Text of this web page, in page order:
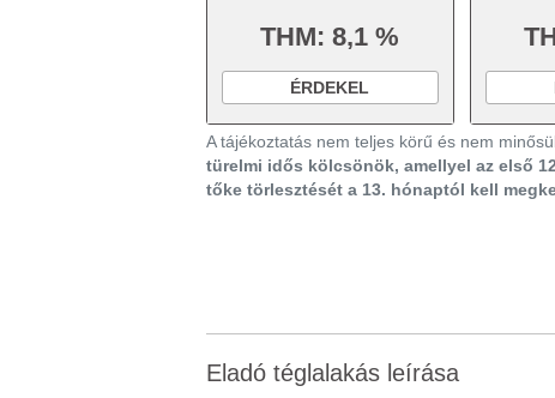
THM: 8,1 %
ÉRDEKEL
A tájékoztatás nem teljes körű és nem
türelmi idős kölcsönök, amellyel az első
tőke törlesztését a 13. hónaptól kell
Eladó téglalakás leírása